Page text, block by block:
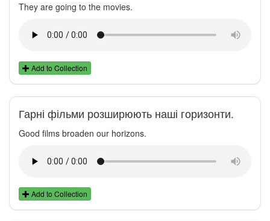
They are going to the movies.
Add to Collection
Гарні фільми розширюють наші горизонти.
Good films broaden our horizons.
Add to Collection